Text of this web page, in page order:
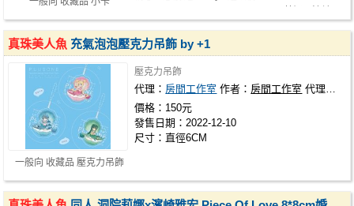
一般向 收藏品 壓克力吊飾
真珠美人魚 充氣泡泡壓克力吊飾 by +1
壓克力吊飾
代理： 房間工作室 作者： 房間工作室 代理社團：
價格：150元
發售日期：2022-12-10
尺寸：直徑6CM